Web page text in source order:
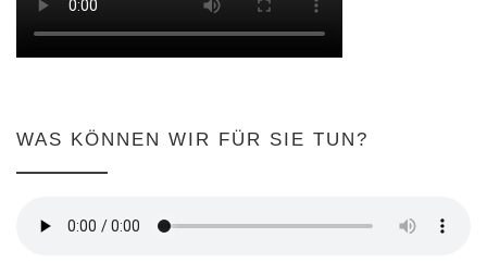
WAS KÖNNEN WIR FÜR SIE TUN?